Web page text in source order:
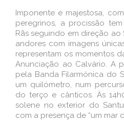
Imponente e majestosa,
peregrinos, a procissão
Rãs seguindo em direção
andores com imagens
representam os momentos
Anunciação ao Calvário. A
pela Banda Filarmónica do
um quilómetro, num
do terço e cânticos. Às
solene no exterior do
com a presença de “um mar